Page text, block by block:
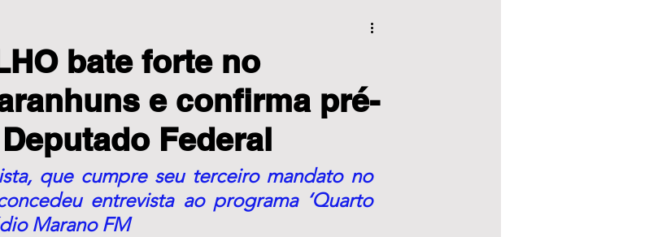
bate forte no
e confirma pré-
Federal
que cumpre seu terceiro mandato no
entrevista ao programa ‘Quarto
Marano FM